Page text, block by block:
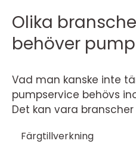
Olika
behöver
Vad man kanske inte
pumpservice behövs
Det kan vara
Färgtillverkning